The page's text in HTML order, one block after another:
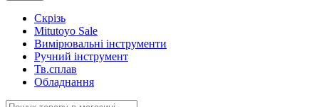
Скрізь
Mitutoyo Sale
Вимірювальні інструменти
Ручний інструмент
Тв.сплав
Обладнання